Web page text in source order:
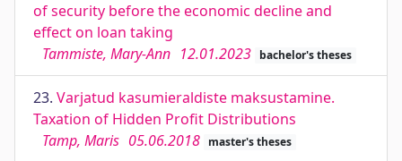
of security before the economic decline and
effect on loan taking
Tammiste, Mary-Ann 12.01.2023 bachelor's theses
23. Varjatud kasumieraldiste maksustamine.
Taxation of Hidden Profit Distributions
Tamp, Maris 05.06.2018 master's theses